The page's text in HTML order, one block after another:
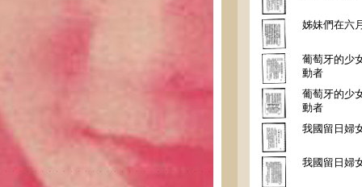
姊妹們在六
葡萄牙的少
動者
葡萄牙的少
動者
我國留日婦
我國留日婦